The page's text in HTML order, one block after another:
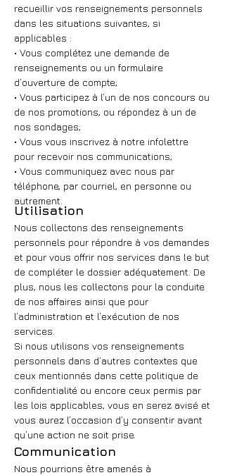
recueillir vos renseignements personnels
dans les situations suivantes, si
applicables :
• Vous complétez une demande de
renseignements ou un formulaire
d’ouverture de compte;
• Vous participez à l’un de nos concours ou
de nos promotions, ou répondez à un de
nos sondages;
• Vous vous inscrivez à notre infolettre
pour recevoir nos communications;
• Vous communiquez avec nous par
téléphone, par courriel, en personne ou
autrement.
Utilisation
Nous collectons des renseignements
personnels pour répondre à vos demandes
et pour vous offrir nos services dans le but
de compléter le dossier adéquatement. De
plus, nous les collectons pour la conduite
de nos affaires ainsi que pour
l’administration et l’exécution de nos
services.
Si nous utilisons vos renseignements
personnels dans d’autres contextes que
ceux mentionnés dans cette politique de
confidentialité ou encore ceux permis par
les lois applicables, vous en serez avisé et
vous aurez l’occasion d’y consentir avant
qu’une action ne soit prise.
Communication
Nous pourrions être amenés à